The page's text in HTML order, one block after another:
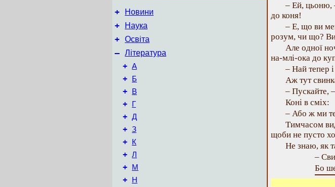
+ Новини
+ Наука
+ Освіта
– Література
+ А
+ Б
+ В
+ Г
+ Д
+ З
+ К
+ Л
+ М
+ Н
– Ей, цьоню,
до коня!
– Е, що ви
розум, чи що?
Але одної
на-млі-ока до
– Най тепер
Аж тут
– Пускайте,
Коні в сміх:
– Або ж ми
Тимчасом
щоби не пусто
Не знаю, як
–
Бо